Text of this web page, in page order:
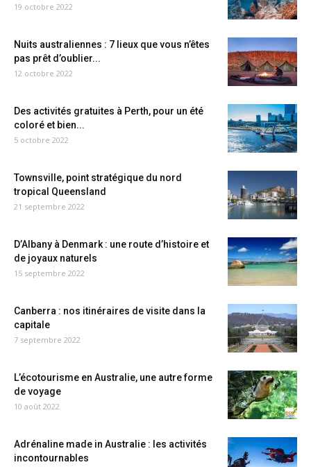
19 octobre 2022
Nuits australiennes : 7 lieux que vous n’êtes
pas prêt d’oublier...
12 octobre 2022
Des activités gratuites à Perth, pour un été
coloré et bien...
5 octobre 2022
Townsville, point stratégique du nord
tropical Queensland
21 septembre 2022
D’Albany à Denmark : une route d’histoire et
de joyaux naturels
15 septembre 2022
Canberra : nos itinéraires de visite dans la
capitale
7 septembre 2022
L’écotourisme en Australie, une autre forme
de voyage
10 août 2022
Adrénaline made in Australie : les activités
incontournables